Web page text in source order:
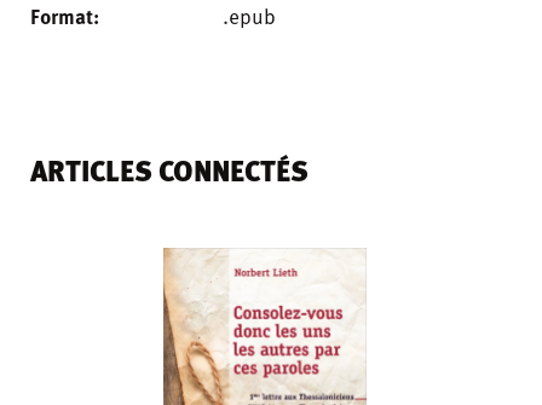
Format:
.epub
ARTICLES CONNECTÉS